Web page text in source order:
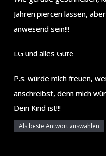
Jahren piercen lassen,
anwesend sein!!!
LG und alles Gute
P.s. würde mich freuen,
anschreibst, denn mich
Dein Kind ist!!!
Als beste Antwort auswählen